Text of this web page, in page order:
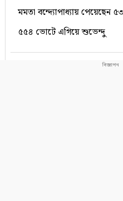
মমতা বন্দ্যোপাধ্যায় পেয়েছেন
৫৫৪ ভোটে এগিয়ে শুভেন্দু